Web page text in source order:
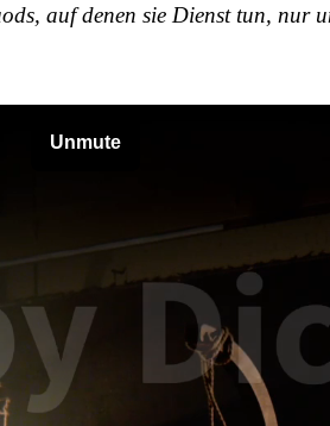
auf denen sie Dienst tun,